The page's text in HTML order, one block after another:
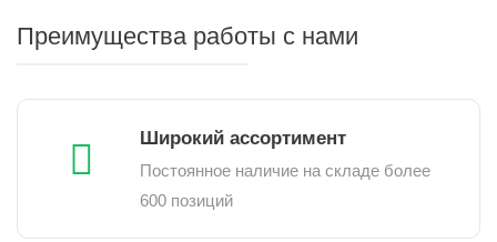
Преимущества работы с нами
Широкий ассортимент
Постоянное наличие на складе более
600 позиций